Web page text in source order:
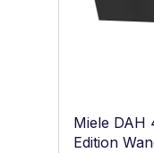
Miele DAH
Edition